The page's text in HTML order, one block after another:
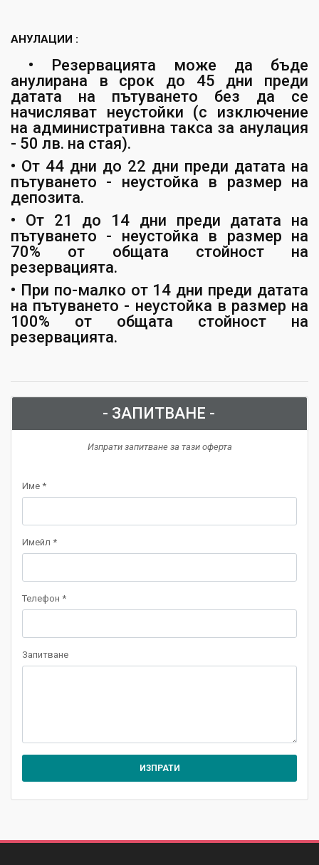
АНУЛАЦИИ :
• Резервацията може да бъде
анулирана в срок до 45 дни преди
датата на пътуването без да се
начисляват неустойки (с изключение
на административна такса за анулация
- 50 лв. на стая).
• От 44 дни до 22 дни преди датата на
пътуването - неустойка в размер на
депозита.
• От 21 до 14 дни преди датата на
пътуването - неустойка в размер на
70% от общата стойност на
резервацията.
• При по-малко от 14 дни преди датата
на пътуването - неустойка в размер на
100% от общата стойност на
резервацията.
- ЗАПИТВАНЕ -
Изпрати запитване за тази оферта
Име *
Имейл *
Телефон *
Запитване